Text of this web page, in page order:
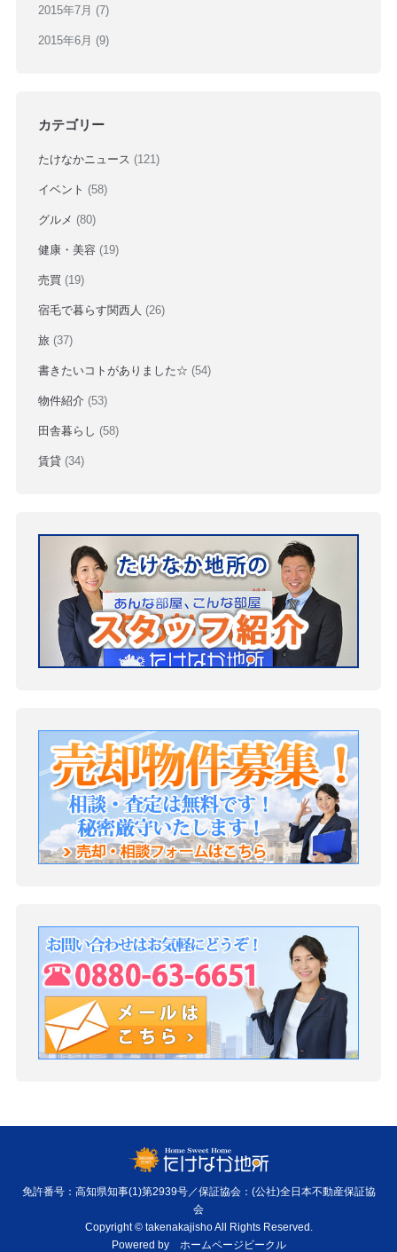
2015年7月 (7)
2015年6月 (9)
カテゴリー
たけなかニュース (121)
イベント (58)
グルメ (80)
健康・美容 (19)
売買 (19)
宿毛で暮らす関西人 (26)
旅 (37)
書きたいコトがありました☆ (54)
物件紹介 (53)
田舎暮らし (58)
賃貸 (34)
免許番号：高知県知事(1)第2939号／保証協会：(公社)全日本不動産保証協
会
Copyright © takenakajisho All Rights Reserved.
Powered by ホームページビークル